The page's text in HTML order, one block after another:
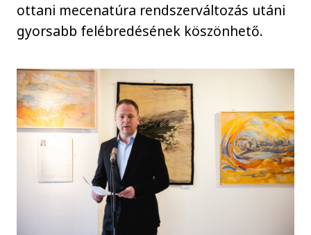
ottani mecenatúra rendszerváltozás utáni
gyorsabb felébredésének köszönhető.